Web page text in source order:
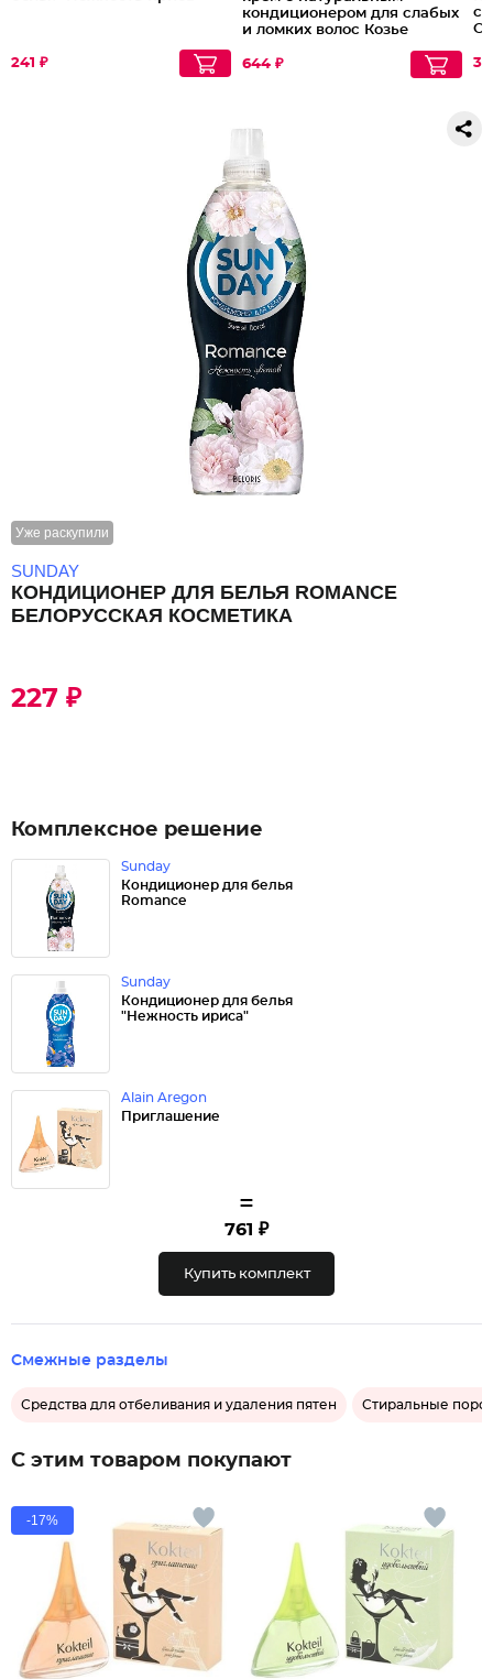
241 ₽
кондиционером для слабых
и ломких волос Козье
644 ₽
Уже раскупили
SUNDAY
КОНДИЦИОНЕР ДЛЯ БЕЛЬЯ ROMANСE
БЕЛОРУССКАЯ КОСМЕТИКА
227 ₽
Комплексное решение
Sunday
Кондиционер для белья
Romanсe
Sunday
Кондиционер для белья
"Нежность ириса"
Alain Aregon
Приглашение
=
761 ₽
Купить комплект
Смежные разделы
Средства для отбеливания и удаления пятен Стиральные
С этим товаром покупают
-17%